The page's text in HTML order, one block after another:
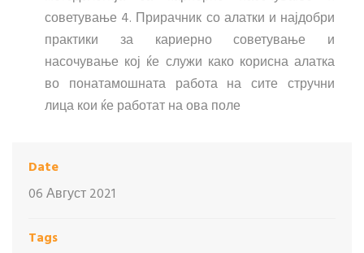
советување 4. Прирачник со алатки и најдобри
практики за кариерно советување и
насочување кој ќе служи како корисна алатка
во понатамошната работа на сите стручни
лица кои ќе работат на ова поле
Date
06 Август 2021
Tags